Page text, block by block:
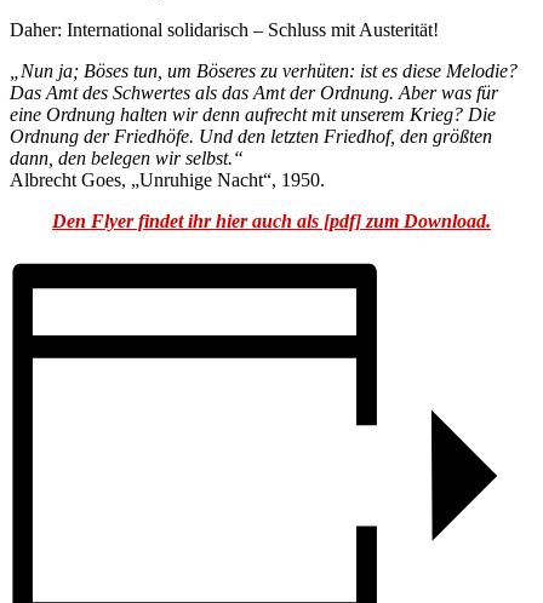
Daher: International solidarisch – Schluss mit Austerität!
„Nun ja; Böses tun, um Böseres zu verhüten: ist es diese Melodie?
Das Amt des Schwertes als das Amt der Ordnung. Aber was für
eine Ordnung halten wir denn aufrecht mit unserem Krieg? Die
Ordnung der Friedhöfe. Und den letzten Friedhof, den größten
dann, den belegen wir selbst.“
Albrecht Goes, „Unruhige Nacht“, 1950.
Den Flyer findet ihr hier auch als [pdf] zum Download.